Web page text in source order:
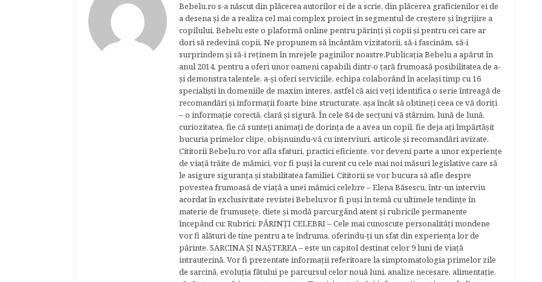
Bebelu.ro s-a născut din plăcerea autorilor ei de a scrie, din plăcerea graficienilor ei de
a desena şi de a realiza cel mai complex proiect în segmentul de creştere şi îngrijire a
copilului. Bebelu este o plaformă online pentru părinţi şi copii şi pentru cei care ar
dori să redevină copii. Ne propunem să încântăm vizitatorii, să-i fascinăm, să-i
surprindem şi să-i reţinem în mrejele paginilor noastre.​ Publicația Bebelu a apărut în
anul 2014, pentru a oferi unor oameni capabili dintr-o ţară frumoasă posibilitatea de a-
şi demonstra talentele, a-şi oferi serviciile, echipa colaborând în acelaşi timp cu 16
specialişti în domeniile de maxim interes, astfel că aici veţi identifica o serie întreagă de
recomandări şi informaţii foarte bine structurate, aşa încât să obtineţi ceea ce vă doriţi
– o informaţie corectă, clară şi sigură. În cele 84 de secțuni vă stârnim, lună de lună,
curiozitatea, fie că sunteţi animaţi de dorinţa de a avea un copil, fie deja aţi împărtăşit
bucuria primelor clipe, obişnuindu-vă cu interviuri, articole şi recomandări avizate.
Cititorii Bebelu.ro vor afla sfaturi, practici eficiente, vor deveni parte a unor experienţe
de viaţă trăite de mămici, vor fi puşi la curent cu cele mai noi măsuri legislative care să
le asigure siguranţa şi stabilitatea familiei. Cititorii se vor bucura să afle despre
povestea frumoasă de viață a unei mămici celebre – Elena Băsescu, într-un interviu
acordat în exclusivitate revistei Bebelu,vor fi puşi în temă cu ultimele tendinţe în
materie de frumuseţe, diete şi modă parcurgând atent şi rubricile permanente
începând cu: Rubrici: PĂRINŢI CELEBRI – Cele mai cunoscute personalităţi mondene
vor fi alături de tine pentru a te îndruma, oferindu-ţi un sfat din experienţa lor de
părinte. SARCINA ŞI NAŞTEREA – este un capitol destinat celor 9 luni de viaţă
intrauterină. Vor fi prezentate informaţii referitoare la simptomatologia primelor zile
de sarcină, evoluţia fătului pe parcursul celor nouă luni, analize necesare, alimentaţie,